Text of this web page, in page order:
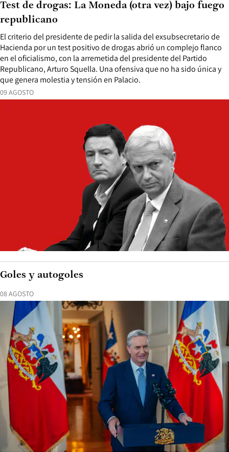
09 AGOSTO
El criterio del presidente de pedir la salida del exsubsecretario de
Hacienda por un test positivo de drogas abrió un complejo flanco
en el oficialismo, con la arremetida del presidente del Partido
Republicano, Arturo Squella. Una ofensiva que no ha sido única y
que genera molestia y tensión en Palacio.
Test de drogas: La Moneda (otra vez) bajo fuego
republicano
08 AGOSTO
Goles y autogoles